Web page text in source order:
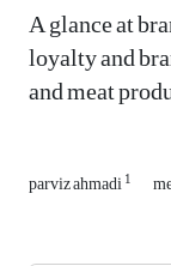
A glance at
loyalty and
and meat
parviz ahmadi1